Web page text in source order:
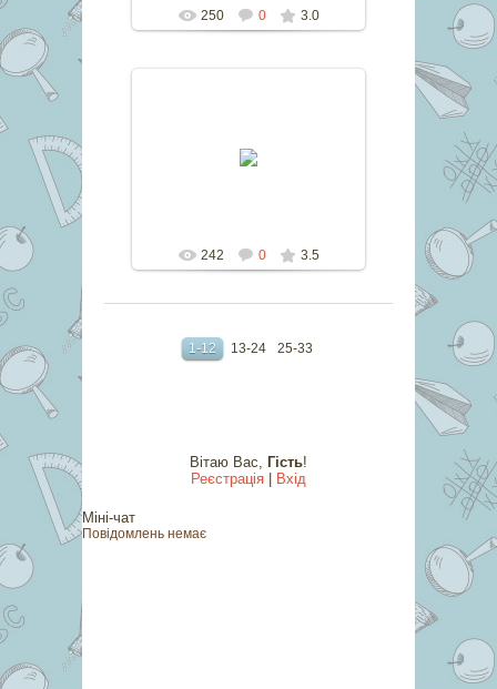
250 0 3.0
242 0 3.5
1-12 13-24 25-33
Вітаю Вас, Гість!
Реєстрація
Вхід
Міні-чат